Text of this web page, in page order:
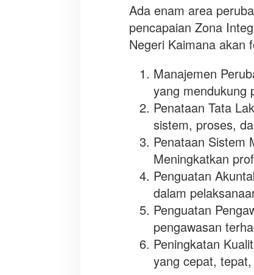
Ada enam area
pencapaian Zona
Negeri Kaimana akan
Manajemen
yang mendukung
Penataan Tata
sistem, proses,
Penataan Sistem
Meningkatkan
Penguatan
dalam
Penguatan
pengawasan
Peningkatan
yang cepat,